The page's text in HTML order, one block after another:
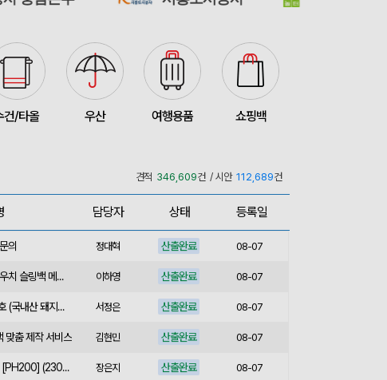
건/타올 우산 여행용품 쇼핑백
견적 346,609건 / 시안 112,689건
담당자 상태 등록일
원형 팬시 (2컬러) 부채 (150∅~190∅) 이성원 산출완료 08-07
스탠다드 에코백 (350x100x370mm) 장은지 접수중 08-07
김보경 산출완료 08-07
이유빈 산출완료 08-07
산출완료 08-07
김준호 산출완료 08-07
의 정대혁 산출완료 08-07
버튼온 크로스 파우치 슬링백 메신저백 Z763 이하영 산출완료 08-07
[사조] 쟌슨빌37호 (국내산 돼지고기100%) / 명절 선물세트 서정은 산출완료 08-07
맞춤 제작 서비스 김현민 산출완료 08-07
라벨 메쉬 파우치 [PH200] (230x185mm) 장은지 산출완료 08-07